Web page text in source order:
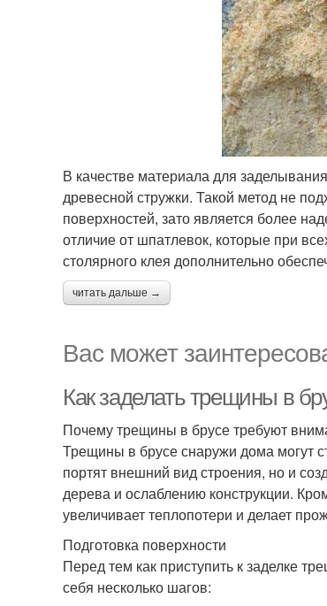
В качестве материала для
древесной стружки. Такой метод не
поверхностей, зато является более
отличие от шпатлевок, которые при
столярного клея дополнительно
читать дальше →
Вас может
Как заделать трещины в
Почему трещины в брусе требуют
Трещины в брусе снаружи дома могут
портят внешний вид строения, но и
дерева и ослаблению конструкции.
увеличивает теплопотери и делает
Подготовка поверхности
Перед тем как приступить к заделке
себя несколько шагов: